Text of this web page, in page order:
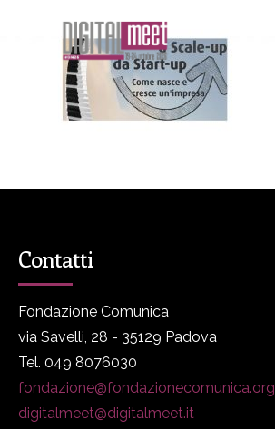
Contatti
Fondazione Comunica
via Savelli, 28 - 35129 Padova
Tel. 049 8076030
fondazione@fondazionecomunica.org
digitalmeet@digitalmeet.it